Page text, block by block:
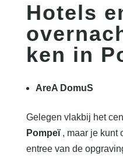
Hotels
ken in
AreA DomuS
Gelegen vlakbij het
Pompeï, maar je kunt
entree van de